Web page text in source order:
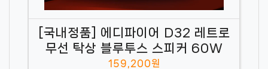
[국내정품] 에디파이어 D32 레트로
무선 탁상 블루투스 스피커 60W
159,200원